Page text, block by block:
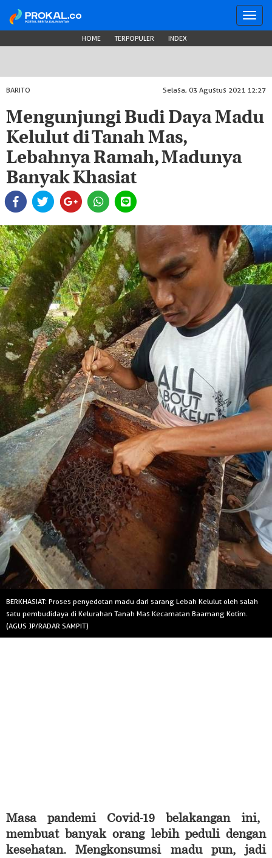
HOME TERPOPULER INDEX
BARITO Selasa, 03 Agustus 2021 12:27
Mengunjungi Budi Daya Madu
Kelulut di Tanah Mas,
Lebahnya Ramah, Madunya
Banyak Khasiat
BERKHASIAT: Proses penyedotan madu dari sarang Lebah Kelulut oleh salah
satu pembudidaya di Kelurahan Tanah Mas Kecamatan Baamang Kotim.
(AGUS JP/RADAR SAMPIT)
Masa pandemi Covid-19 belakangan ini,
membuat banyak orang lebih peduli dengan
kesehatan. Mengkonsumsi madu pun, jadi